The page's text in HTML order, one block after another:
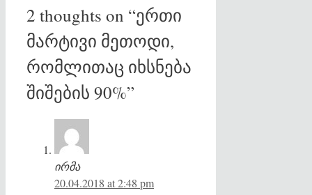
2 thoughts on “ერთი
მარტივი მეთოდი,
რომლითაც იხსნება
შიშების 90%”
ირმა
20.04.2018 at 2:48 pm